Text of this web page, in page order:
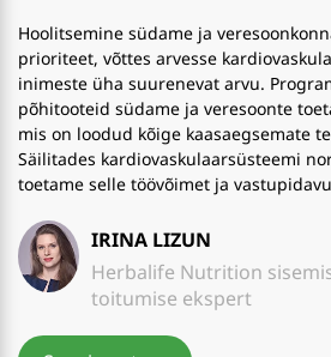
Hoolitsemine südame ja
prioriteet, võttes arvesse
inimeste üha suurenevat arvu.
põhitooteid südame ja veresoonte
mis on loodud kõige kaasaegsemate
Säilitades kardiovaskulaarsüsteemi
toetame selle töövõimet ja
IRINA LIZUN
Herbalife Nutrition
toitumise ekspert